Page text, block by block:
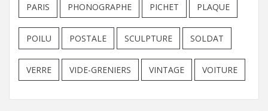
PARIS PHONOGRAPHE PICHET PLAQUE
POILU POSTALE SCULPTURE SOLDAT
VERRE VIDE-GRENIERS VINTAGE VOITURE